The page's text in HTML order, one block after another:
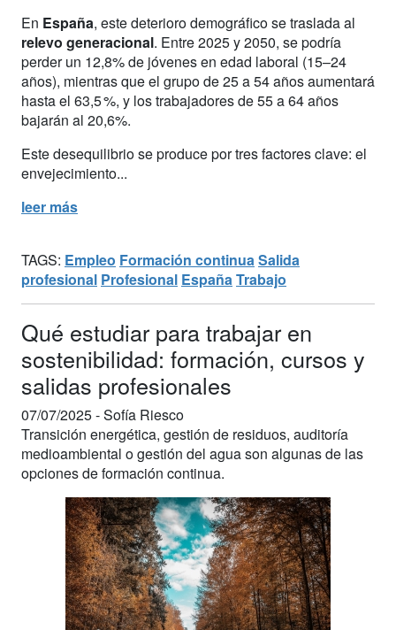
En España, este deterioro demográfico se traslada al
relevo generacional. Entre 2025 y 2050, se podría
perder un 12,8% de jóvenes en edad laboral (15–24
años), mientras que el grupo de 25 a 54 años aumentará
hasta el 63,5 %, y los trabajadores de 55 a 64 años
bajarán al 20,6%.
Este desequilibrio se produce por tres factores clave: el
envejecimiento...
leer más
TAGS: Empleo Formación continua Salida
profesional Profesional España Trabajo
Qué estudiar para trabajar en
sostenibilidad: formación, cursos y
salidas profesionales
07/07/2025 -Sofía Riesco
Transición energética, gestión de residuos, auditoría
medioambiental o gestión del agua son algunas de las
opciones de formación continua.